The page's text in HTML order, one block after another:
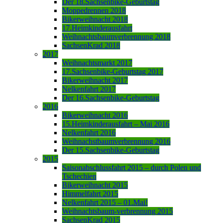
Moppedrennen 2018
Bikerweihnacht 2018
17.Heimkinderausfahrt
Weihnachtsbaumverbrennung 2018
SachsenKrad 2018
2017
Weihnachtsmarkt 2017
17.Sachsenbike-Geburtstag 2017
Bikerweihnacht 2017
Nelkenfahrt 2017
Der 16.Sachsenbike-Geburtstag
2016
Bikerweihnacht 2016
15.Heimkinderausfahrt – Mai 2016
Nelkenfahrt 2016
Weihnachstbaumverbrennung 2016
Der 15.Sachsenbike-Geburtstag
2015
Saisonabschlussfahrt 2015 – durch Polen und
Tschechien
Bikerweihnacht 2015
Himmelfahrt 2015
Nelkenfahrt 2015 – 01.Mai!
Weihnachtsbaum-verbrennung 2015
SachsenKrad 2015